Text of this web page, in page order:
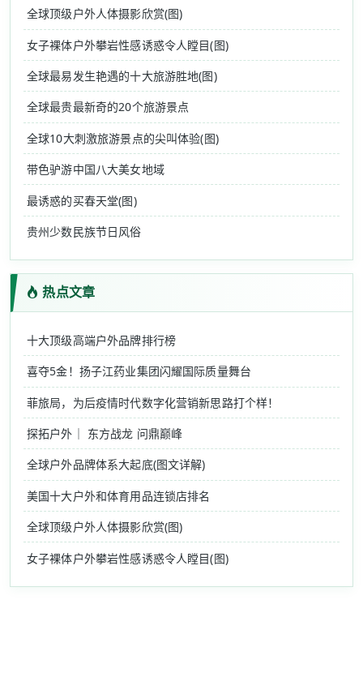
全球顶级户外人体摄影欣赏(图)
女子裸体户外攀岩性感诱惑令人瞠目(图)
全球最易发生艳遇的十大旅游胜地(图)
全球最贵最新奇的20个旅游景点
全球10大刺激旅游景点的尖叫体验(图)
带色驴游中国八大美女地域
最诱惑的买春天堂(图)
贵州少数民族节日风俗
热点文章
十大顶级高端户外品牌排行榜
喜夺5金！扬子江药业集团闪耀国际质量舞台
菲旅局，为后疫情时代数字化营销新思路打个样！
探拓户外｜ 东方战龙 问鼎巅峰
全球户外品牌体系大起底(图文详解)
美国十大户外和体育用品连锁店排名
全球顶级户外人体摄影欣赏(图)
女子裸体户外攀岩性感诱惑令人瞠目(图)